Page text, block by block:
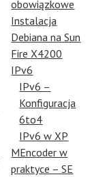
obowiązkowe
Instalacja
Debiana na Sun
Fire X4200
IPv6
IPv6 –
Konfiguracja
6to4
IPv6 w XP
MEncoder w
praktyce – SE